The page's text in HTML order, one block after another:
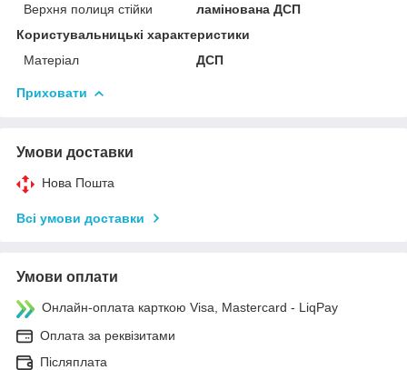
Верхня полиця стійки
ламінована ДСП
Користувальницькі характеристики
Матеріал
ДСП
Приховати
Умови доставки
Нова Пошта
Всі умови доставки
Умови оплати
Онлайн-оплата карткою Visa, Mastercard - LiqPay
Оплата за реквізитами
Післяплата